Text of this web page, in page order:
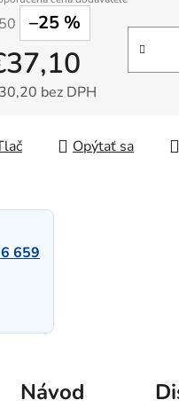
–25 %
bez DPH
Opýtať sa
659
Návod